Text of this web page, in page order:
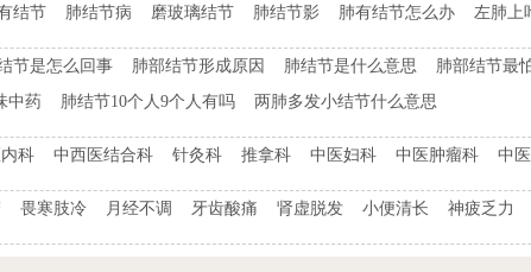
结节 肺结节病 磨玻璃结节 肺结节影 肺有结节怎么办 左肺上
节是怎么回事 肺部结节形成原因 肺结节是什么意思 肺部结节最
中药 肺结节10个人9个人有吗 两肺多发小结节什么意思
科 中西医结合科 针灸科 推拿科 中医妇科 中医肿瘤科 中
畏寒肢冷 月经不调 牙齿酸痛 肾虚脱发 小便清长 神疲乏力